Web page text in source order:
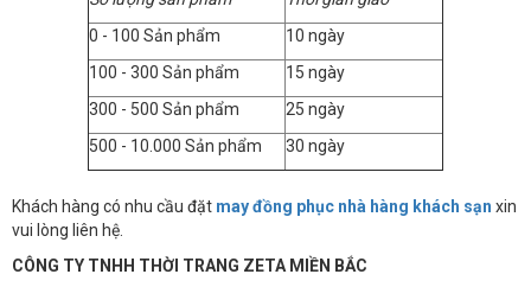
0 - 100 Sản phẩm
10 ngày
100 - 300 Sản phẩm
15 ngày
300 - 500 Sản phẩm
25 ngày
500 - 10.000 Sản phẩm
30 ngày
Khách hàng có nhu cầu đặt may đồng phục nhà hàng khách sạn xin
vui lòng liên hệ.
CÔNG TY TNHH THỜI TRANG ZETA MIỀN BẮC